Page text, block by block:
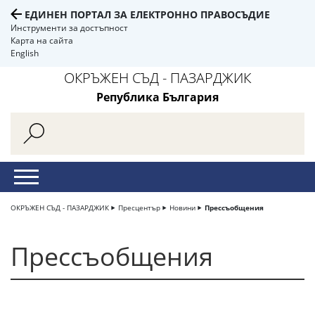
ЕДИНЕН ПОРТАЛ ЗА ЕЛЕКТРОННО ПРАВОСЪДИЕ
Инструменти за достъпност
Карта на сайта
English
ОКРЪЖЕН СЪД - ПАЗАРДЖИК
Република България
ОКРЪЖЕН СЪД - ПАЗАРДЖИК Пресцентър Новини Прессъобщения
Прессъобщения